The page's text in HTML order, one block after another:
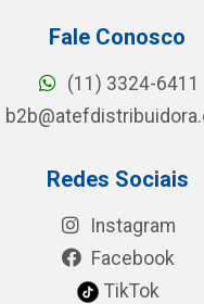
Fale Conosco
(11) 3324-6411
Redes Sociais
Instagram
Facebook
TikTok